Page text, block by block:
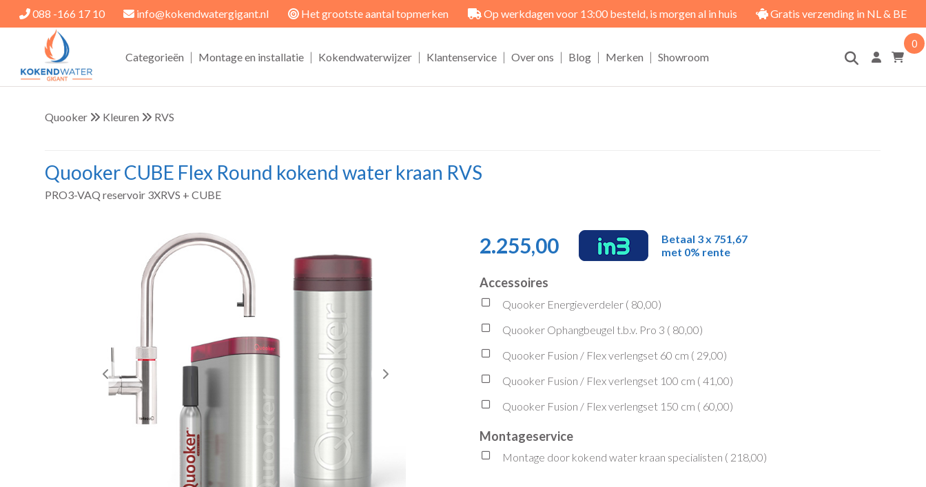
088 -166 17 10 info@kokendwatergigant.nl Het grootste aantal topmerken Op werkdagen voor 13:00 besteld, is morgen al in huis Gratis verzending in NL & BE
Categorieën | Montage en installatie | Kokendwaterwijzer | Klantenservice | Over ons | Blog | Merken | Showroom
0
Quooker Kleuren RVS
Quooker CUBE Flex Round kokend water kraan RVS
PRO3-VAQ reservoir 3XRVS + CUBE
2.255,00
Betaal 3 x 751,67
met 0% rente
Accessoires
Quooker Energieverdeler ( 80,00)
Quooker Ophangbeugel t.b.v. Pro 3 ( 80,00)
Quooker Fusion / Flex verlengset 60 cm ( 29,00)
Quooker Fusion / Flex verlengset 100 cm ( 41,00)
Quooker Fusion / Flex verlengset 150 cm ( 60,00)
Montageservice
Montage door kokend water kraan specialisten ( 218,00)